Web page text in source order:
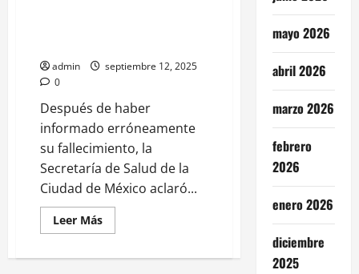
admin
septiembre 12, 2025
0
Después de haber
informado erróneamente
su fallecimiento, la
Secretaría de Salud de la
Ciudad de México aclaró...
Leer MásLeer
más
Secretaría
mayo 2026
abril 2026
marzo 2026
febrero
2026
enero 2026
diciembre
2025